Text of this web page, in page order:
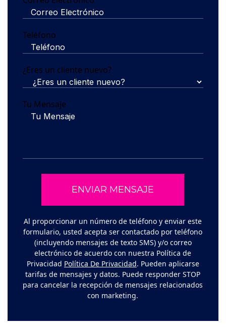
Teléfono
¿Eres un cliente nuevo?
Tu Mensaje
Al proporcionar un número de teléfono y enviar este
formulario, usted acepta ser contactado por teléfono
(incluyendo mensajes de texto SMS) y/o correo
electrónico de acuerdo con nuestra Política de
Privacidad Política De Privacidad. Pueden aplicarse
tarifas de mensajes y datos. Puede responder STOP
para cancelar la recepción de mensajes relacionados
con marketing.